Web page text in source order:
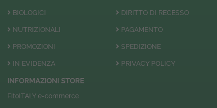
BIOLOGICI
NUTRIZIONALI
PROMOZIONI
IN EVIDENZA
DIRITTO DI RECESSO
PAGAMENTO
SPEDIZIONE
PRIVACY POLICY
INFORMAZIONI STORE
FitoITALY e-commerce